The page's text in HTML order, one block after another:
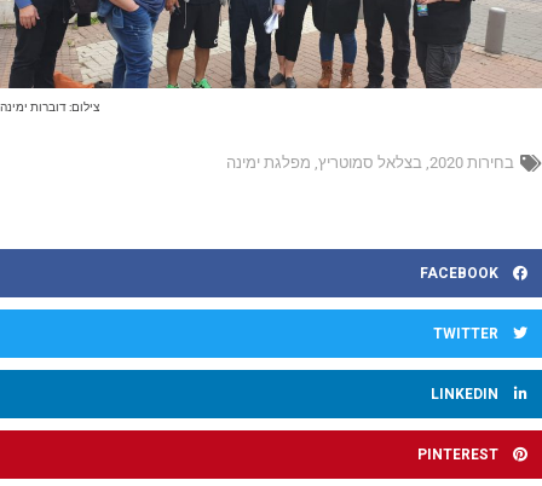
צילום: דוברות ימינה
בחירות 2020 ,בצלאל סמוטריץ,מפלגת ימינה
FACEBOOK
TWITTER
LINKEDIN
PINTEREST